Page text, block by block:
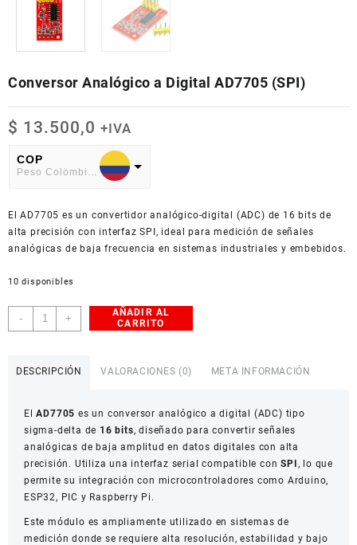
Conversor Analógico a Digital AD7705 (SPI)
$ 13.500,0 +IVA
COP
American Dollar
El AD7705 es un convertidor analógico-digital (ADC) de 16 bits de
alta precisión con interfaz SPI, ideal para medición de señales
analógicas de baja frecuencia en sistemas industriales y embebidos.
10 disponibles
-
Conversor
Analógico
cantidad
+
AÑADIR AL
CARRITO
DESCRIPCIÓN VALORACIONES (0) META INFORMACIÓN
ElAD7705 es un conversor analógico a digital (ADC) tipo
sigma-delta de 16 bits, diseñado para convertir señales
analógicas de baja amplitud en datos digitales con alta
precisión. Utiliza una interfaz serial compatible conSPI , lo que
permite su integración con microcontroladores como Arduino,
ESP32, PIC y Raspberry Pi.
Este módulo es ampliamente utilizado en sistemas de
medición donde se requiere alta resolución, estabilidad y bajo